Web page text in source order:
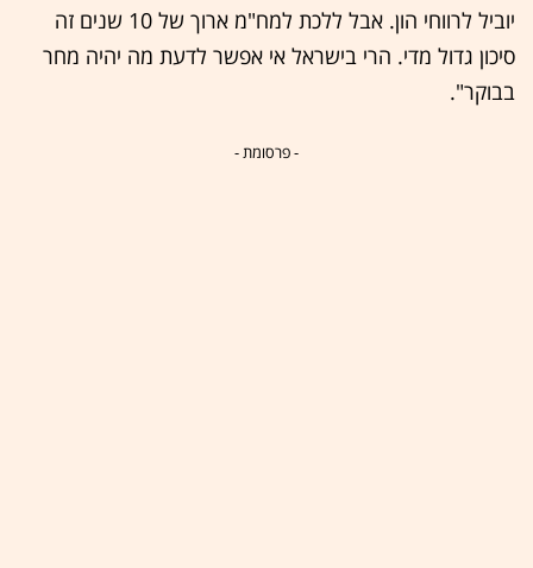
יוביל לרווחי הון. אבל ללכת למח"מ ארוך של 10 שנים זה
סיכון גדול מדי. הרי בישראל אי אפשר לדעת מה יהיה מחר
בבוקר".
- פרסומת -